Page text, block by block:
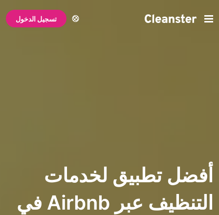
تسجيل الدخول
تطبيق لخدمات
التنظيف عبر Airbnb في